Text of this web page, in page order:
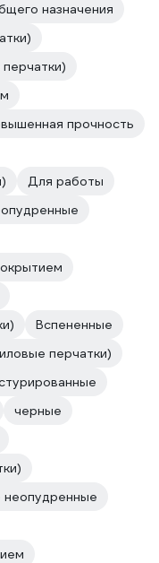
назначения
прочность
Для работы
Вспененные
перчатки)
черные